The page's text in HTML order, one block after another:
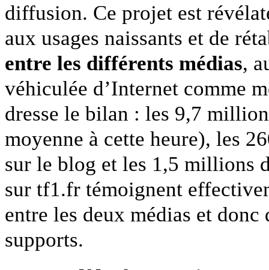
diffusion. Ce projet est
aux usages naissants et de
entre les différents médias,
véhiculée d’Internet comme
dresse le bilan : les 9,7
moyenne à cette heure), les
sur le blog et les 1,5 millions
sur tf1.fr témoignent
entre les deux médias et
supports.